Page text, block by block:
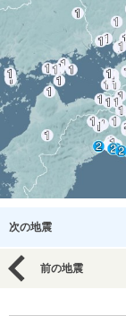
次の地震
前の地震